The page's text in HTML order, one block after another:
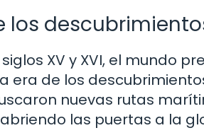
los
XV y XVI, el mundo
era de los
nuevas rutas
las puertas a la